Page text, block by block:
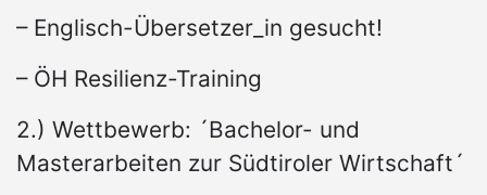
– Englisch-Übersetzer_in gesucht!
– ÖH Resilienz-Training
2.) Wettbewerb: ´Bachelor- und
Masterarbeiten zur Südtiroler Wirtschaft´